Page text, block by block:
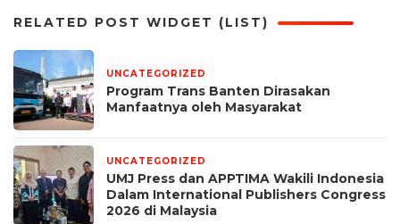
RELATED POST WIDGET (LIST)
UNCATEGORIZED
Program Trans Banten Dirasakan
Manfaatnya oleh Masyarakat
UNCATEGORIZED
UMJ Press dan APPTIMA Wakili Indonesia
Dalam International Publishers Congress
2026 di Malaysia